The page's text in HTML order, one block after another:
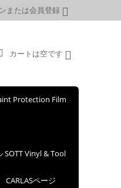
または会員登録
カートは空です
Protection Film
SOTT Vinyl & Tool
CARLASページ